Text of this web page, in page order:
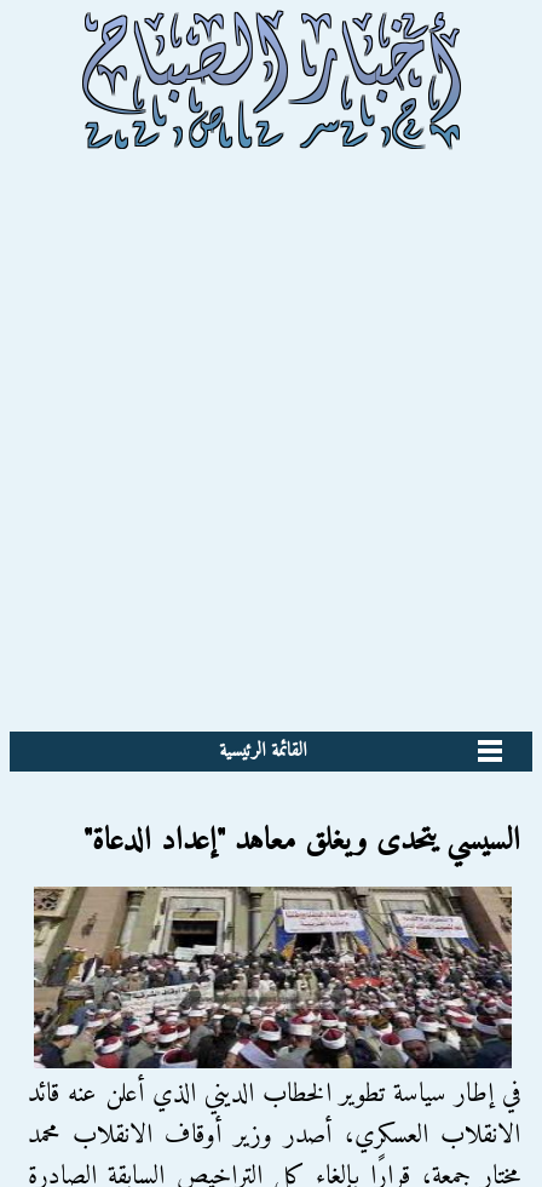
القائمة الرئيسية
السيسي يتحدى ويغلق معاهد "إعداد الدعاة"
في إطار سياسة تطوير الخطاب الديني الذي أعلن عنه قائد
الانقلاب العسكري، أصدر وزير أوقاف الانقلاب محمد
مختار جمعة، قرارًا بإلغاء كل التراخيص السابقة الصادرة